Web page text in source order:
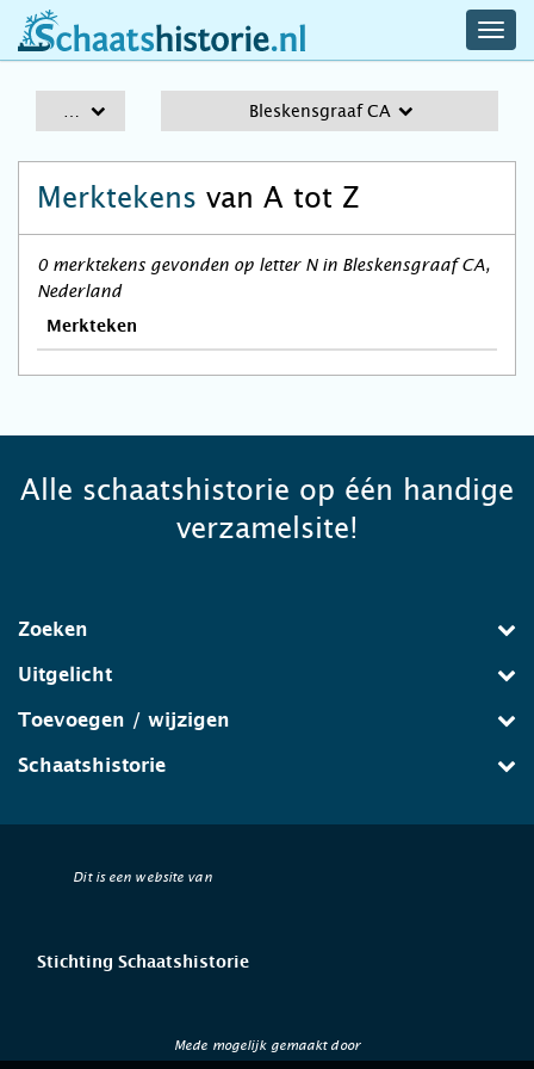
schaatshistorie.nl
Bleskensgraaf CA
Merktekens van A tot Z
0 merktekens gevonden op letter N in Bleskensgraaf CA,
Nederland
Merkteken
Alle schaatshistorie op één handige
verzamelsite!
Zoeken
Uitgelicht
Toevoegen / wijzigen
Schaatshistorie
Dit is een website van
Stichting Schaatshistorie
Mede mogelijk gemaakt door